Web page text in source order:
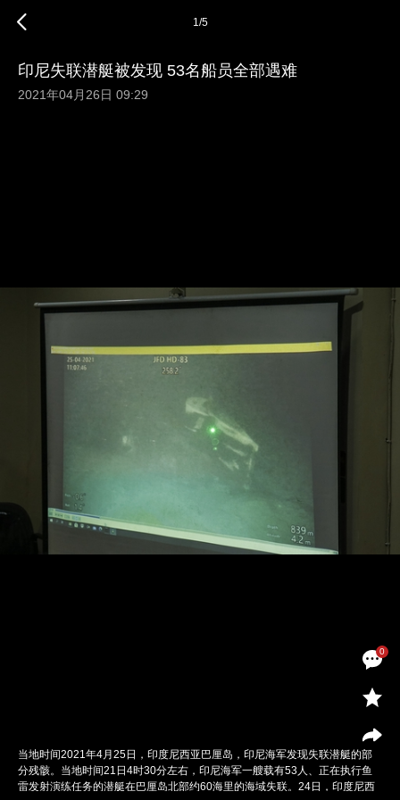
0
1/5
印尼失联潜艇被发现 53名船员全部遇难
2021年04月26日 09:29
当地时间2021年4月25日，印度尼西亚巴厘岛，印尼海军发现失联潜艇的部
分残骸。当地时间21日4时30分左右，印尼海军一艘载有53人、正在执行鱼
雷发射演练任务的潜艇在巴厘岛北部约60海里的海域失联。24日，印度尼西